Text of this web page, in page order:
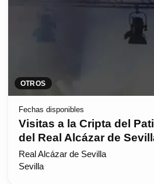
OTROS
Fechas disponibles
Visitas a la Cripta del
del Real Alcázar de
Real Alcázar de Sevilla
Sevilla